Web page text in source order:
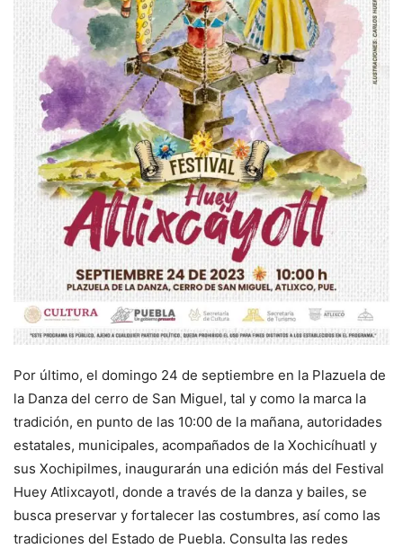
Por último, el domingo 24 de septiembre en la Plazuela de
la Danza del cerro de San Miguel, tal y como la marca la
tradición, en punto de las 10:00 de la mañana, autoridades
estatales, municipales, acompañados de la Xochicíhuatl y
sus Xochipilmes, inaugurarán una edición más del Festival
Huey Atlixcayotl, donde a través de la danza y bailes, se
busca preservar y fortalecer las costumbres, así como las
tradiciones del Estado de Puebla. Consulta las redes